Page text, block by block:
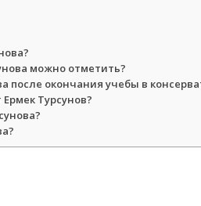
можно отметить?
после окончания учебы в
Турсунов?